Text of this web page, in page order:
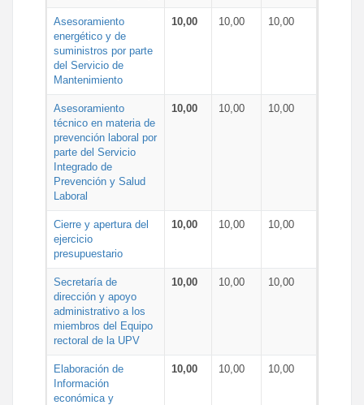
Asesoramiento
energético y de
suministros por parte
del Servicio de
Mantenimiento
10,00 10,00 10,00
Asesoramiento
técnico en materia de
prevención laboral por
parte del Servicio
Integrado de
Prevención y Salud
Laboral
10,00 10,00 10,00
Cierre y apertura del
ejercicio
presupuestario
10,00 10,00 10,00
Secretaría de
dirección y apoyo
administrativo a los
miembros del Equipo
rectoral de la UPV
10,00 10,00 10,00
Elaboración de
Información
económica y
10,00 10,00 10,00